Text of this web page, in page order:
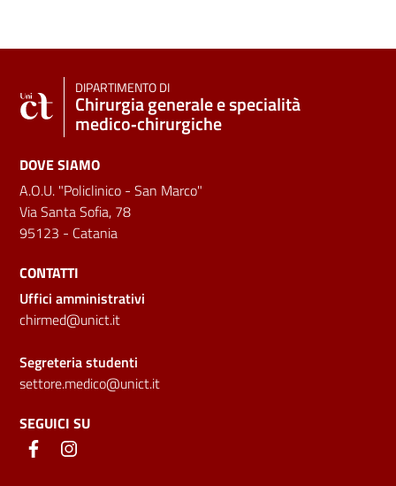
DIPARTIMENTO DI
Chirurgia generale e specialità
medico‑chirurgiche
DOVE SIAMO
A.O.U. "Policlinico - San Marco"
Via Santa Sofia, 78
95123 - Catania
CONTATTI
Uffici amministrativi
chirmed@unict.it
Segreteria studenti
settore.medico@unict.it
SEGUICI SU